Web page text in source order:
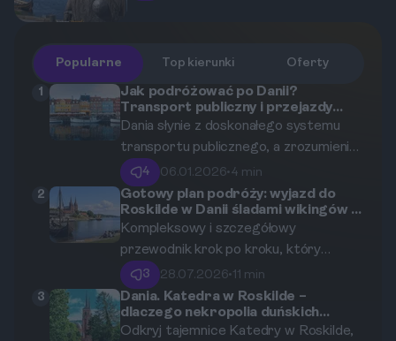
Popularne Top kierunki Oferty
1
Jak podróżować po Danii?
Transport publiczny i przejazdy
przez mosty
Dania słynie z doskonałego systemu
transportu publicznego, a zrozumienie
jego funkcjonowania może znacznie
ułatwić Twoje podróże. Od Kopenhagi
po mniejsze miasteczka, dostęp do
transportu jest prosty i wydajny.
Dlatego przygotowaliśmy ten
przewodnik, abyś mógł w pełni
wykorzystać wszystkie możliwości,
które oferuje Dania.
4 06.01.2026•4 min
2
Gotowy plan podróży: wyjazd do
Roskilde w Danii śladami wikingów z
czasem na relaks nad fiordem
Kompleksowy i szczegółowy
przewodnik krok po kroku, który
pomoże Ci idealnie zaplanować wyjazd
do dawnej stolicy Danii, łącząc
historyczne odkrycia z głębokim
wypoczynkiem na łonie natury.
3 28.07.2026•11 min
3
Dania. Katedra w Roskilde –
dlaczego nekropolia duńskich
królów trafiła na listę UNESCO?
Odkryj tajemnice Katedry w Roskilde,